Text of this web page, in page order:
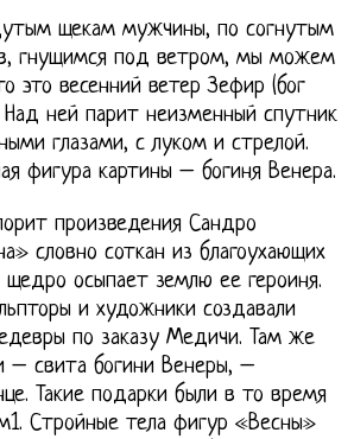
щекам мужчины, по согнутым
гнущимся под ветром, мы можем
это весенний ветер Зефир (бог
Над ней парит неизменный спутник
глазами, с луком и стрелой.
фигура картины – богиня Венера.
произведения Сандро
словно соткан из благоухающих
осыпает землю ее героиня.
и художники создавали
по заказу Медичи. Там же
– свита богини Венеры, –
Такие подарки были в то время
Стройные тела фигур «Весны»